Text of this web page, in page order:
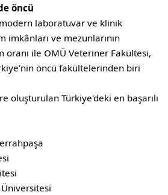
öncü
laboratuvar ve klinik
imkânları ve mezunlarının
oranı ile OMÜ Veteriner Fakültesi,
öncü fakültelerinden biri
oluşturulan Türkiye'deki en başarılı